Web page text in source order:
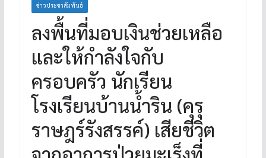
ข่าวประชาสัมพันธ์
ลงพื้นที่มอบเงินช่วยเหลือ
และให้กำลังใจกับ
ครอบครัว นักเรียน
โรงเรียนบ้านน้ำริน (คุรุ
ราษฎร์รังสรรค์) เสียชีวิต